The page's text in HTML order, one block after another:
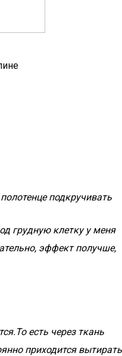
подкручивать
грудную клетку у меня
эффект получше,
есть через ткань
приходится вытирать